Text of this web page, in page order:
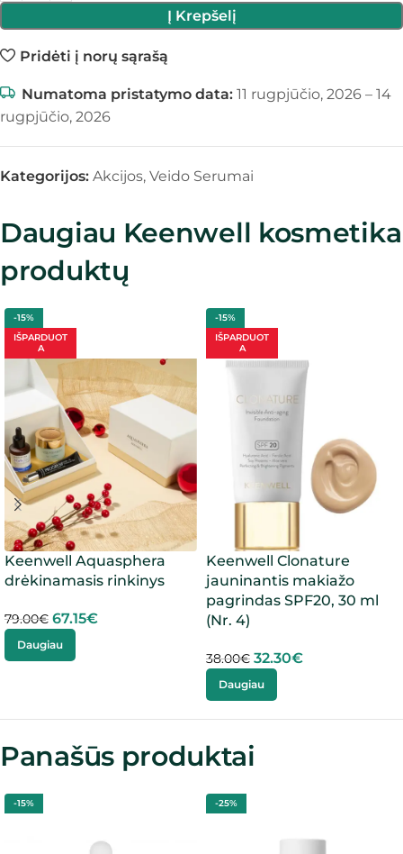
Į Krepšelį
Pridėti į norų sąrašą
Numatoma pristatymo data: 11 rugpjūčio, 2026 – 14
rugpjūčio, 2026
Kategorijos: Akcijos, Veido Serumai
Daugiau Keenwell kosmetika
produktų
-15%
IŠPARDUOT
A
Keenwell Aquasphera
drėkinamasis rinkinys
79.00€ 67.15€
Daugiau
-15%
IŠPARDUOT
A
Keenwell Clonature
jauninantis makiažo
pagrindas SPF20, 30 ml
(Nr. 4)
38.00€ 32.30€
Daugiau
Panašūs produktai
-15% -25%